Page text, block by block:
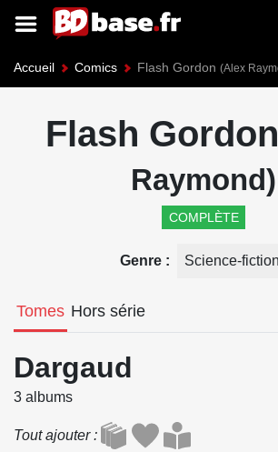
Accueil Comics Flash Gordon (Alex
Flash Gordon
Raymond)
COMPLÈTE
Genre Science-fiction
Tomes Hors série
Dargaud
3 albums
Tout ajouter